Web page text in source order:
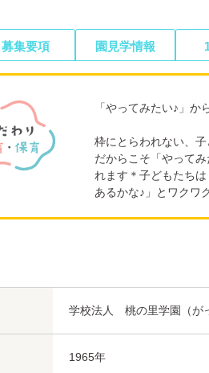
募集要項 園見学情報
「やってみたい♪」か
枠にとらわれない、
だからこそ「やって
れます＊子どもたち
あるかな♪」とワクワ
学校法人 桃の里学園（が
1965年